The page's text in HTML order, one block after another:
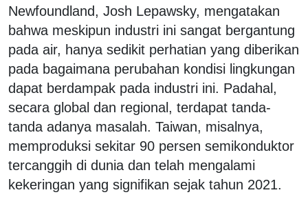
Newfoundland, Josh Lepawsky, mengatakan
bahwa meskipun industri ini sangat bergantung
pada air, hanya sedikit perhatian yang diberikan
pada bagaimana perubahan kondisi lingkungan
dapat berdampak pada industri ini. Padahal,
secara global dan regional, terdapat tanda-
tanda adanya masalah. Taiwan, misalnya,
memproduksi sekitar 90 persen semikonduktor
tercanggih di dunia dan telah mengalami
kekeringan yang signifikan sejak tahun 2021.